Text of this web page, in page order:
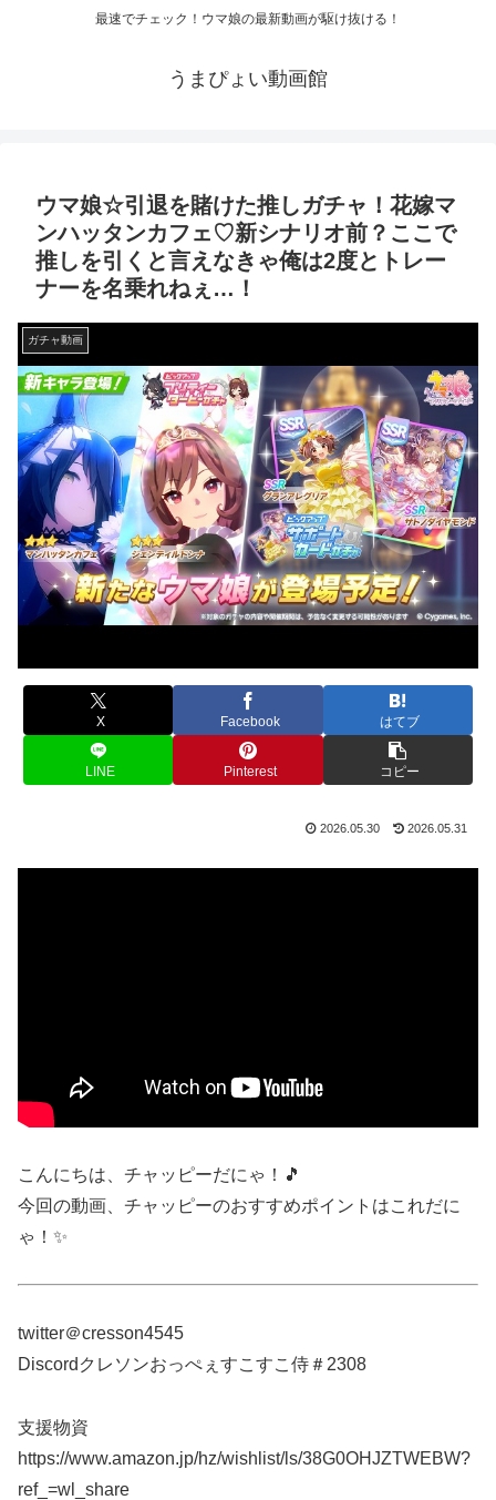
最速でチェック！ウマ娘の最新動画が駆け抜ける！
うまぴょい動画館
ウマ娘☆引退を賭けた推しガチャ！花嫁マ
ンハッタンカフェ♡新シナリオ前？ここで
推しを引くと言えなきゃ俺は2度とトレー
ナーを名乗れねぇ…！
ガチャ動画
X Facebook はてブ
LINE Pinterest コピー
2026.05.30 2026.05.31
こんにちは、チャッピーだにゃ！🎵
今回の動画、チャッピーのおすすめポイントはこれだに
ゃ！✨
twitter＠cresson4545
Discordクレソンおっぺぇすこすこ侍＃2308
支援物資
https://www.amazon.jp/hz/wishlist/ls/38G0OHJZTWEBW?
ref_=wl_share